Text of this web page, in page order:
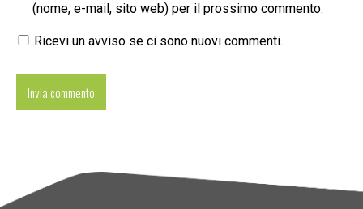
(nome, e-mail, sito web) per il prossimo commento.
Ricevi un avviso se ci sono nuovi commenti.